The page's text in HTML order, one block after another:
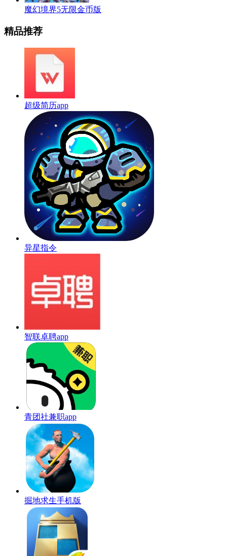
魔幻境界5无限金币版
精品推荐
超级简历app
异星指令
智联卓聘app
青团社兼职app
掘地求生手机版